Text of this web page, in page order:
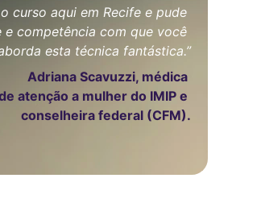
curso aqui em Recife e pude
e competência com que você
esta técnica fantástica.”
Adriana Scavuzzi, médica
atenção a mulher do IMIP e
conselheira federal (CFM).